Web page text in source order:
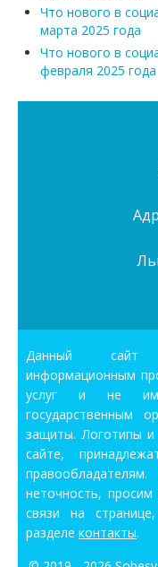
Что нового в
марта 2025 года
Что нового в
февраля 2025 года
Данный сайт
информационным
услуг и не
государственным
защиты. Логотипы
сайте,
неточность,
связи на
разделе контакты.